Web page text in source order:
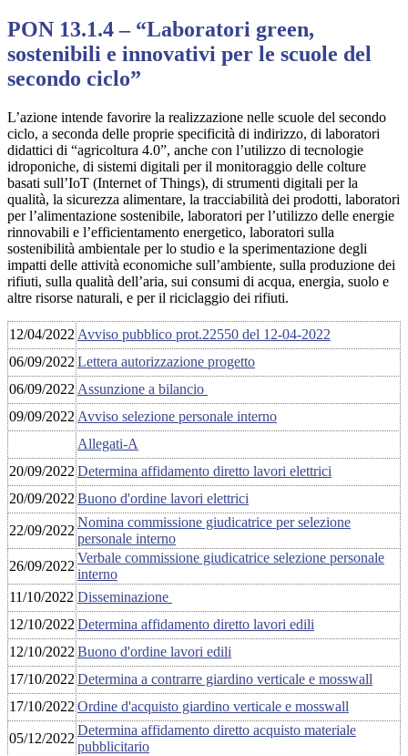
PON 13.1.4 – “Laboratori green,
sostenibili e innovativi per le scuole del
secondo ciclo”
L’azione intende favorire la realizzazione nelle scuole del secondo
ciclo, a seconda delle proprie specificità di indirizzo, di laboratori
didattici di “agricoltura 4.0”, anche con l’utilizzo di tecnologie
idroponiche, di sistemi digitali per il monitoraggio delle colture
basati sull’IoT (Internet of Things), di strumenti digitali per la
qualità, la sicurezza alimentare, la tracciabilità dei prodotti, laboratori
per l’alimentazione sostenibile, laboratori per l’utilizzo delle energie
rinnovabili e l’efficientamento energetico, laboratori sulla
sostenibilità ambientale per lo studio e la sperimentazione degli
impatti delle attività economiche sull’ambiente, sulla produzione dei
rifiuti, sulla qualità dell’aria, sui consumi di acqua, energia, suolo e
altre risorse naturali, e per il riciclaggio dei rifiuti.
12/04/2022 Avviso pubblico prot.22550 del 12-04-2022
06/09/2022 Lettera autorizzazione progetto
06/09/2022 Assunzione a bilancio
09/09/2022 Avviso selezione personale interno
Allegati-A
20/09/2022 Determina affidamento diretto lavori elettrici
20/09/2022 Buono d'ordine lavori elettrici
22/09/2022
Nomina commissione giudicatrice per selezione
personale interno
26/09/2022
Verbale commissione giudicatrice selezione personale
interno
11/10/2022 Disseminazione
12/10/2022 Determina affidamento diretto lavori edili
12/10/2022 Buono d'ordine lavori edili
17/10/2022 Determina a contrarre giardino verticale e mosswall
17/10/2022 Ordine d'acquisto giardino verticale e mosswall
05/12/2022
Determina affidamento diretto acquisto materiale
pubblicitario